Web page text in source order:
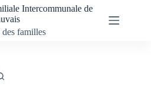
Intercommunale de
familles